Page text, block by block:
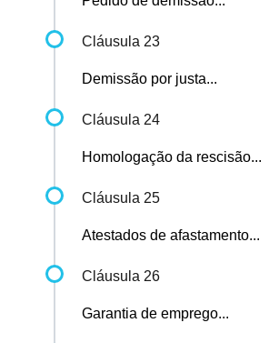
Cláusula 23
Demissão por justa...
Cláusula 24
Homologação da rescisão...
Cláusula 25
Atestados de afastamento...
Cláusula 26
Garantia de emprego...